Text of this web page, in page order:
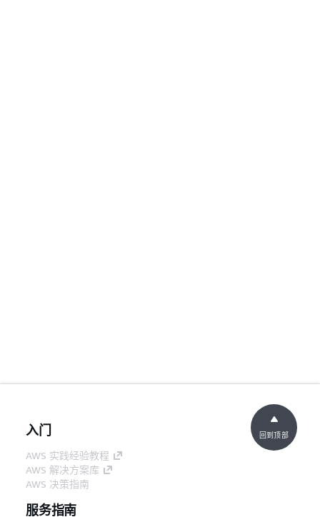
入门
AWS 实践经验教程
AWS 解决方案库
AWS 决策指南
服务指南
回到顶部